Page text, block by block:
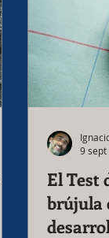
El Test
brújula educativa y de
9 sept